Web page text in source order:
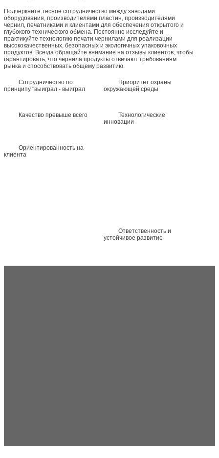
Подчеркните тесное сотрудничество между заводами
оборудования, производителями пластин, производителями
чернил, печатниками и клиентами для обеспечения открытого и
глубокого технического обмена. Постоянно исследуйте и
практикуйте технологию печати чернилами для реализации
высококачественных, безопасных и экологичных упаковочных
продуктов. Всегда обращайте внимание на отзывы клиентов, чтобы
гарантировать, что чернила продукты отвечают требованиям
рынка и способствовать общему развитию.
Сотрудничество по
принципу "выиграл - выиграл
Приоритет охраны
окружающей среды
Качество превыше всего
Технологические
инновации
Ориентированность на
клиента
Ответственность и
устойчивое развитие